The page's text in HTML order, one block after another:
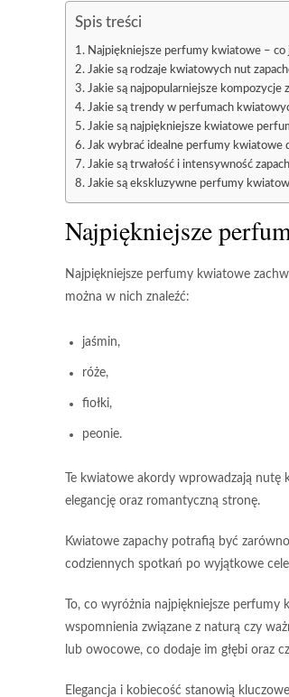
Spis treści
Najpiękniejsze perfumy kwiatowe – co
Jakie są rodzaje kwiatowych nut
Jakie są najpopularniejsze
Jakie są trendy w perfumach
Jakie są najpiękniejsze kwiatowe
Jak wybrać idealne perfumy kwiatowe
Jakie są trwałość i intensywność
Jakie są ekskluzywne perfumy
Najpiękniejsze
Najpiękniejsze perfumy kwiatowe
można w nich znaleźć:
jaśmin,
róże,
fiołki,
peonie.
Te kwiatowe akordy wprowadzają nutę
elegancję oraz romantyczną stronę.
Kwiatowe zapachy potrafią być zarówno
codziennych spotkań po wyjątkowe
To, co wyróżnia najpiękniejsze
wspomnienia związane z naturą czy
lub owocowe, co dodaje im głębi oraz
Elegancja i kobiecość stanowią